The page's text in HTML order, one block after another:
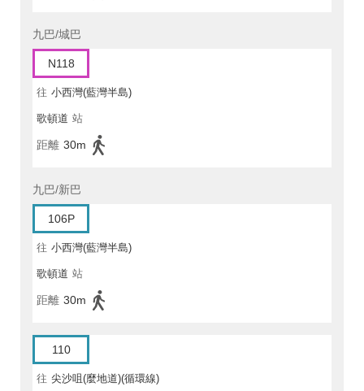
九巴/城巴
N118
往 小西灣(藍灣半島)
歌頓道 站
距離 30m
九巴/新巴
106P
往 小西灣(藍灣半島)
歌頓道 站
距離 30m
110
往 尖沙咀(麼地道)(循環線)